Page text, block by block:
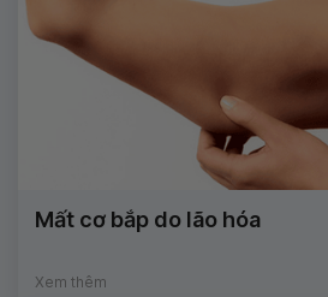
Mất cơ bắp do lão hóa
Xem thêm